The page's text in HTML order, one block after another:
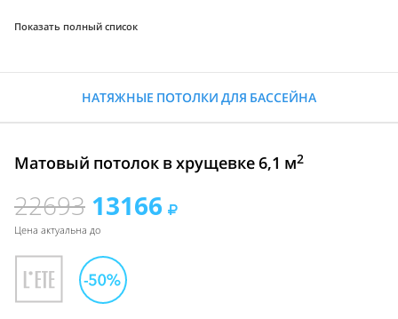
Показать полный список
НАТЯЖНЫЕ ПОТОЛКИ ДЛЯ БАССЕЙНА
Матовый потолок в хрущевке 6,1 м2
22693 13166
Цена актуальна до